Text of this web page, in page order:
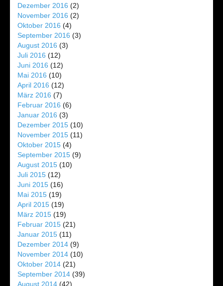
Dezember 2016 (2)
November 2016 (2)
Oktober 2016 (4)
September 2016 (3)
August 2016 (3)
Juli 2016 (12)
Juni 2016 (12)
Mai 2016 (10)
April 2016 (12)
März 2016 (7)
Februar 2016 (6)
Januar 2016 (3)
Dezember 2015 (10)
November 2015 (11)
Oktober 2015 (4)
September 2015 (9)
August 2015 (10)
Juli 2015 (12)
Juni 2015 (16)
Mai 2015 (19)
April 2015 (19)
März 2015 (19)
Februar 2015 (21)
Januar 2015 (11)
Dezember 2014 (9)
November 2014 (10)
Oktober 2014 (21)
September 2014 (39)
August 2014 (42)